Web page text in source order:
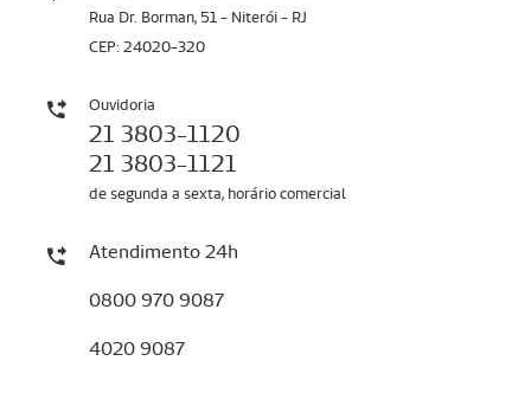
Rua Dr. Borman, 51 - Niterói - RJ
CEP: 24020-320
Ouvidoria
21 3803-1120
21 3803-1121
de segunda a sexta, horário comercial
Atendimento 24h
0800 970 9087
4020 9087